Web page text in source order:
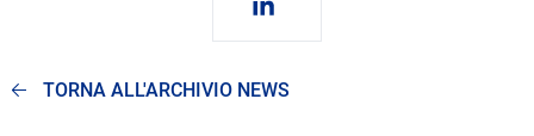
TORNA ALL'ARCHIVIO NEWS